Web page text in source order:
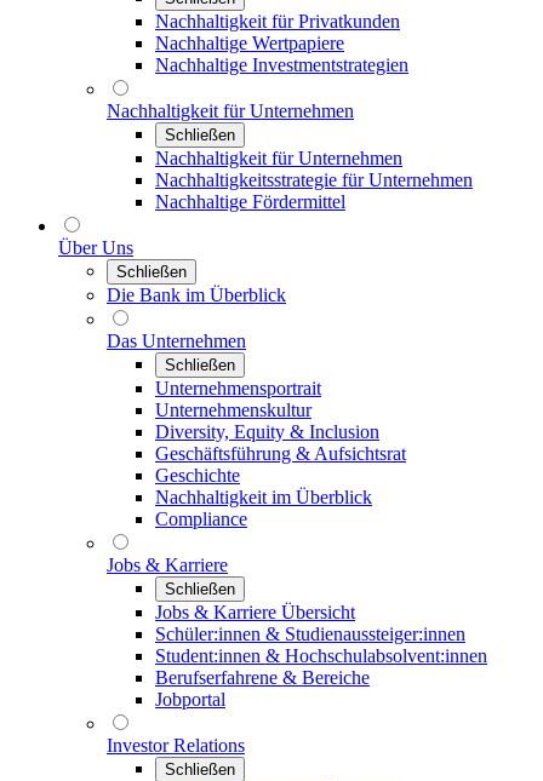
Nachhaltigkeit für Privatkunden
Nachhaltige Wertpapiere
Nachhaltige Investmentstrategien
Nachhaltigkeit für Unternehmen
Schließen
Nachhaltigkeit für Unternehmen
Nachhaltigkeitsstrategie für Unternehmen
Nachhaltige Fördermittel
Über Uns
Schließen
Die Bank im Überblick
Das Unternehmen
Schließen
Unternehmensportrait
Unternehmenskultur
Diversity, Equity & Inclusion
Geschäftsführung & Aufsichtsrat
Geschichte
Nachhaltigkeit im Überblick
Compliance
Jobs & Karriere
Schließen
Jobs & Karriere Übersicht
Schüler:innen & Studienaussteiger:innen
Student:innen & Hochschulabsolvent:innen
Berufserfahrene & Bereiche
Jobportal
Investor Relations
Schließen